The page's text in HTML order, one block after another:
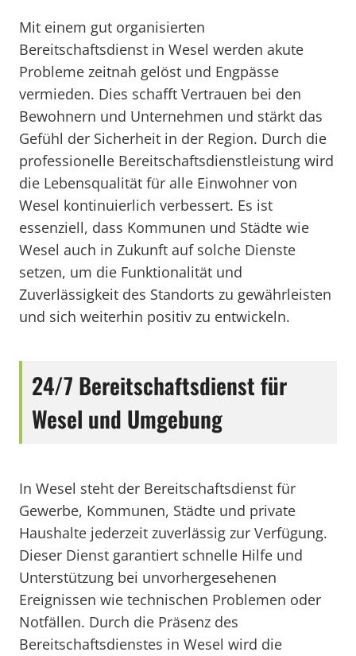
Mit einem gut organisierten
Bereitschaftsdienst in Wesel werden akute
Probleme zeitnah gelöst und Engpässe
vermieden. Dies schafft Vertrauen bei den
Bewohnern und Unternehmen und stärkt das
Gefühl der Sicherheit in der Region. Durch die
professionelle Bereitschaftsdienstleistung wird
die Lebensqualität für alle Einwohner von
Wesel kontinuierlich verbessert. Es ist
essenziell, dass Kommunen und Städte wie
Wesel auch in Zukunft auf solche Dienste
setzen, um die Funktionalität und
Zuverlässigkeit des Standorts zu gewährleisten
und sich weiterhin positiv zu entwickeln.
24/7 Bereitschaftsdienst für
Wesel und Umgebung
In Wesel steht der Bereitschaftsdienst für
Gewerbe, Kommunen, Städte und private
Haushalte jederzeit zuverlässig zur Verfügung.
Dieser Dienst garantiert schnelle Hilfe und
Unterstützung bei unvorhergesehenen
Ereignissen wie technischen Problemen oder
Notfällen. Durch die Präsenz des
Bereitschaftsdienstes in Wesel wird die